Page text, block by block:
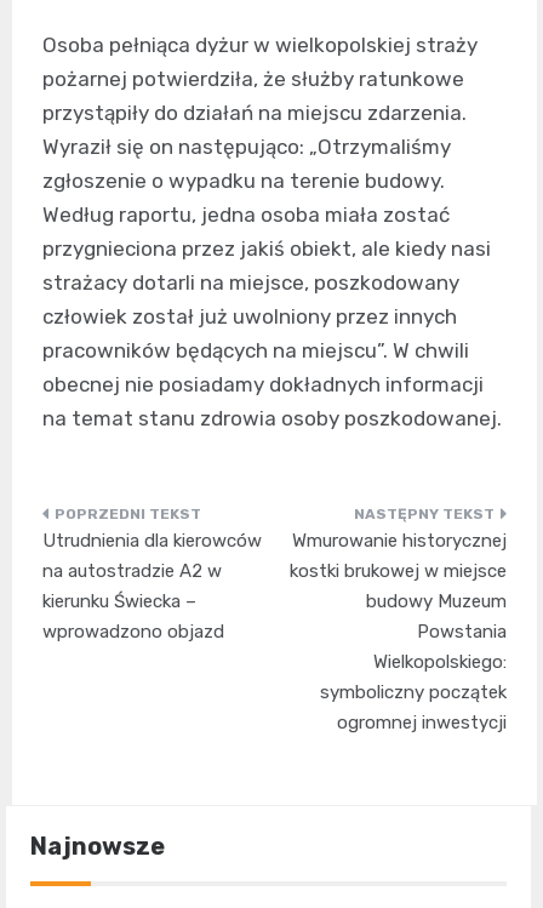
Osoba pełniąca dyżur w wielkopolskiej straży
pożarnej potwierdziła, że służby ratunkowe
przystąpiły do działań na miejscu zdarzenia.
Wyraził się on następująco: „Otrzymaliśmy
zgłoszenie o wypadku na terenie budowy.
Według raportu, jedna osoba miała zostać
przygnieciona przez jakiś obiekt, ale kiedy nasi
strażacy dotarli na miejsce, poszkodowany
człowiek został już uwolniony przez innych
pracowników będących na miejscu”. W chwili
obecnej nie posiadamy dokładnych informacji
na temat stanu zdrowia osoby poszkodowanej.
Nawigacja
wpisu
Utrudnienia dla kierowców
na autostradzie A2 w
kierunku Świecka –
wprowadzono objazd
Wmurowanie historycznej
kostki brukowej w miejsce
budowy Muzeum
Powstania
Wielkopolskiego:
symboliczny początek
ogromnej inwestycji
Najnowsze